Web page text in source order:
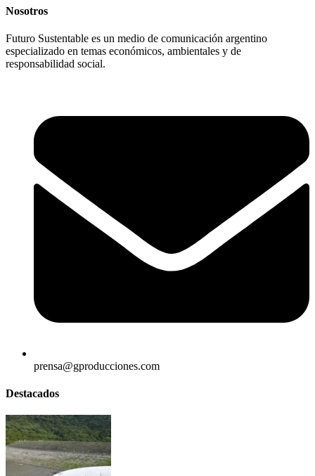
Nosotros
Futuro Sustentable es un medio de comunicación argentino
especializado en temas económicos, ambientales y de
responsabilidad social.
prensa@gproducciones.com
Destacados